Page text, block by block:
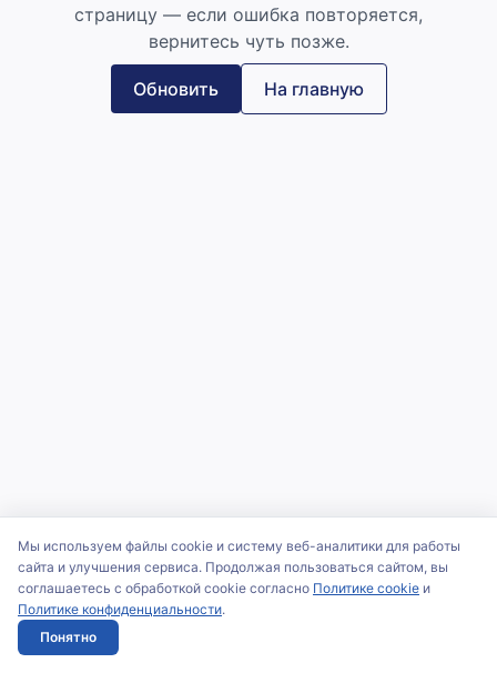
страницу — если ошибка повторяется,
вернитесь чуть позже.
Обновить На главную
Мы используем файлы cookie и систему веб-аналитики для работы
сайта и улучшения сервиса. Продолжая пользоваться сайтом, вы
соглашаетесь с обработкой cookie согласно Политике cookie и
Политике конфиденциальности.
Понятно